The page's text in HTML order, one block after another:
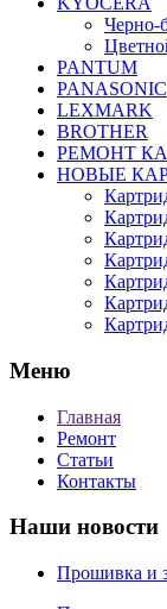
Черно-
PANTUM
PANASONIC
LEXMARK
BROTHER
РЕМОНТ
НОВЫЕ
Меню
Главная
Ремонт
Статьи
Контакты
Наши новости
Прошивка и